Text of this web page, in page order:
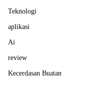
Teknologi
aplikasi
Ai
review
Kecerdasan Buatan